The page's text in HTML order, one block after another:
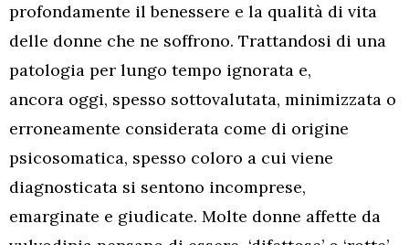
profondamente il benessere e la qualità di vita
delle donne che ne soffrono. Trattandosi di una
patologia per lungo tempo ignorata e,
ancora oggi, spesso sottovalutata, minimizzata o
erroneamente considerata come di origine
psicosomatica, spesso coloro a cui viene
diagnosticata si sentono incomprese,
emarginate e giudicate. Molte donne affette da